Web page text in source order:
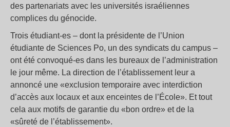
des partenariats avec les universités israéliennes
complices du génocide.
Trois étudiant-es – dont la présidente de l’Union
étudiante de Sciences Po, un des syndicats du campus –
ont été convoqué-es dans les bureaux de l’administration
le jour même. La direction de l’établissement leur a
annoncé une «exclusion temporaire avec interdiction
d’accès aux locaux et aux enceintes de l’École». Et tout
cela aux motifs de garantie du «bon ordre» et de la
«sûreté de l’établissement».